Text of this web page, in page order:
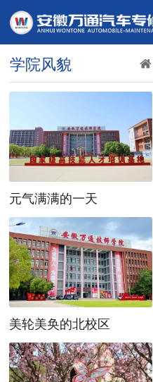
学院风貌
元气满满的一天
美轮美奂的北校区